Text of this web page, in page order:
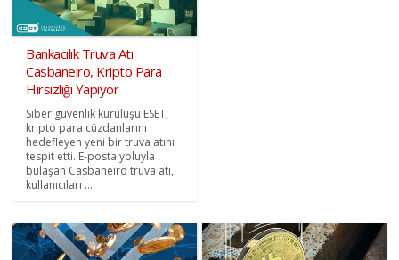
Bankacılık Truva Atı
Casbaneiro, Kripto Para
Hırsızlığı Yapıyor
Siber güvenlik kuruluşu ESET,
kripto para cüzdanlarını
hedefleyen yeni bir truva atını
tespit etti. E-posta yoluyla
bulaşan Casbaneiro truva atı,
kullanıcıları ...